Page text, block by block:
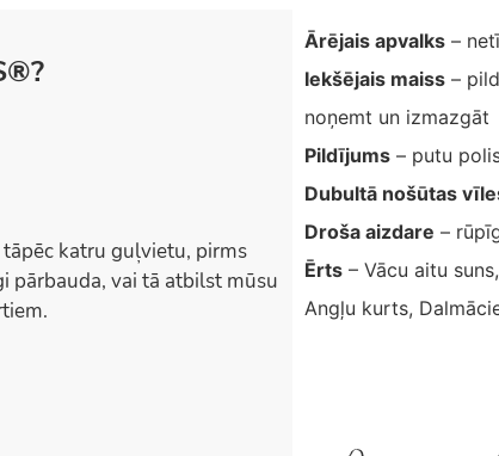
katru guļvietu, pirms
pārbauda, vai tā atbilst mūsu
Ārējais apvalks –
Iekšējais maiss –
noņemt un izmazgāt
Pildījums – putu
Dubultā nošūtas
Droša aizdare –
Ērts – Vācu aitu
Angļu kurts,